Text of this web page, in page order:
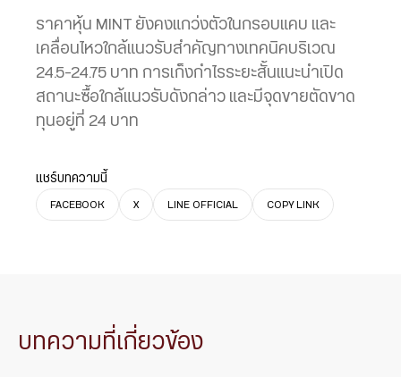
ราคาหุ้น MINT ยังคงแกว่งตัวในกรอบแคบ และ
เคลื่อนไหวใกล้แนวรับสำคัญทางเทคนิคบริเวณ
24.5-24.75 บาท การเก็งกำไรระยะสั้นแนะนำเปิด
สถานะซื้อใกล้แนวรับดังกล่าว และมีจุดขายตัดขาด
ทุนอยู่ที่ 24 บาท
แชร์บทความนี้
FACEBOOK X LINE OFFICIAL COPY LINK
บทความที่เกี่ยวข้อง